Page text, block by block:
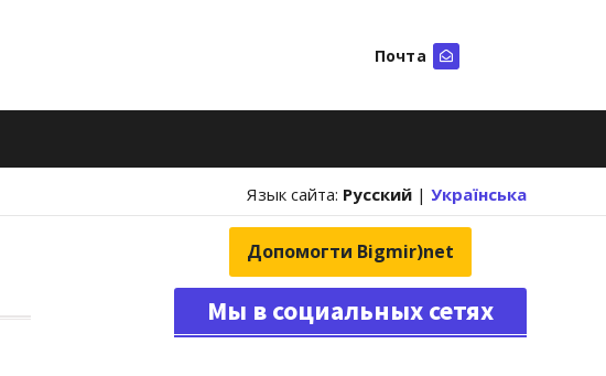
Почта
Язык сайта: Русский | Українська
Допомогти Bigmir)net
Мы в социальных сетях